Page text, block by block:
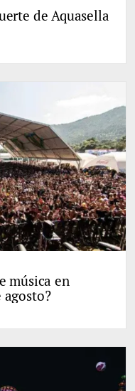
de Aquasella
música en
agosto?